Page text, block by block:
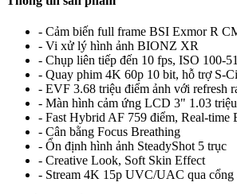
- Cảm biến full frame BSI Exmor R
- Vi xử lý hình ảnh BIONZ XR
- Chụp liên tiếp đến 10 fps, ISO 100-
- Quay phim 4K 60p 10 bit, hỗ trợ S-
- EVF 3.68 triệu điểm ảnh với refresh
- Màn hình cảm ứng LCD 3" 1.03
- Fast Hybrid AF 759 điểm, Real-time
- Cân bằng Focus Breathing
- Ổn định hình ảnh SteadyShot 5 trục
- Creative Look, Soft Skin Effect
- Stream 4K 15p UVC/UAC qua